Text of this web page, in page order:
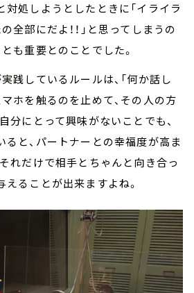
処しようとしたときに「イライラ
全部にだよ！！」と思ってしまうの
も重要とのことでした。
践しているルールは、「何か話し
ホを触るのを止めて、その人の方
分にとって興味がないことでも、
ると、パートナーとの幸福度が高ま
れだけで相手とちゃんと向き合っ
ることが出来ますよね。